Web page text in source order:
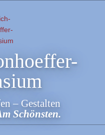
– Gestalten
Schönsten.